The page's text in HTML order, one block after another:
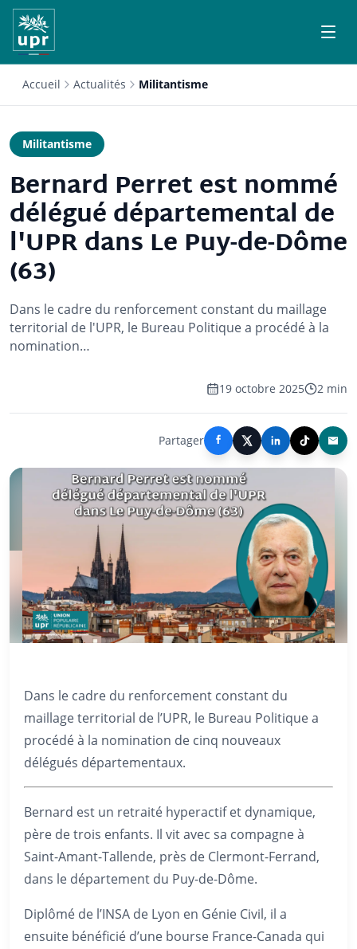
Accueil Actualités Militantisme
Militantisme
Bernard Perret est nommé
délégué départemental de
l'UPR dans Le Puy-de-Dôme
(63)
Dans le cadre du renforcement constant du maillage
territorial de l'UPR, le Bureau Politique a procédé à la
nomination…
19 octobre 2025 2 min
Partager
Dans le cadre du renforcement constant du
maillage territorial de l’UPR, le Bureau Politique a
procédé à la nomination de cinq nouveaux
délégués départementaux.
Bernard est un retraité hyperactif et dynamique,
père de trois enfants. Il vit avec sa compagne à
Saint-Amant-Tallende, près de Clermont-Ferrand,
dans le département du Puy-de-Dôme.
Diplômé de l’INSA de Lyon en Génie Civil, il a
ensuite bénéficié d’une bourse France-Canada qui